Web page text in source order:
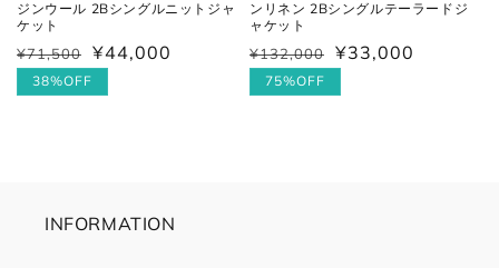
ジンウール 2Bシングルニットジャ
ケット
通
常
¥71,500
セ
ー
¥44,000
38%OFF
ンリネン 2Bシングルテーラードジ
ャケット
通
常
¥132,000
セ
ー
¥33,000
75%OFF
INFORMATION